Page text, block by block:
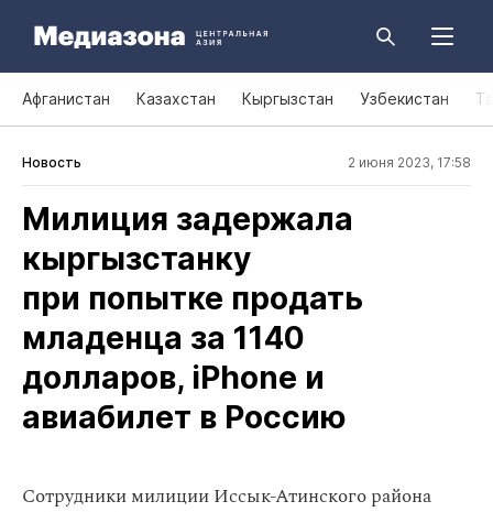
Афганистан Казахстан Кыргызстан Узбекистан
Новость 2 июня 2023, 17:58
Милиция задержала
кыргызстанку
при попытке продать
младенца за 1140
долларов, iPhone и
авиабилет в Россию
Сотрудники милиции Иссык-Атинского района